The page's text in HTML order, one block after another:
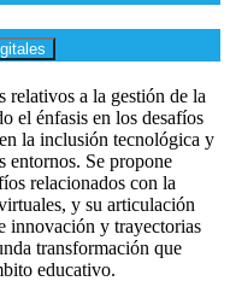
relativos a la gestión de la
el énfasis en los desafíos
la inclusión tecnológica y
entornos. Se propone
relacionados con la
y su articulación
innovación y trayectorias
transformación que
educativo.